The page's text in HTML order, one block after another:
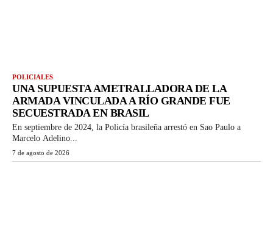
POLICIALES
UNA SUPUESTA AMETRALLADORA DE LA
ARMADA VINCULADA A RÍO GRANDE FUE
SECUESTRADA EN BRASIL
En septiembre de 2024, la Policía brasileña arrestó en Sao Paulo a
Marcelo Adelino...
7 de agosto de 2026